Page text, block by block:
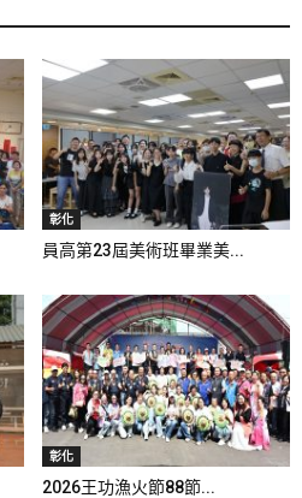
彰化
員高第23屆美術班畢業美...
彰化
2026王功漁火節88節...